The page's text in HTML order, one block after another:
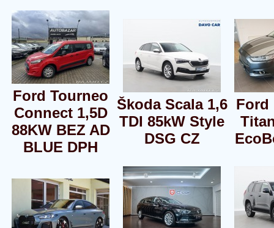
Ford Tourneo
Connect 1,5D
88KW BEZ AD
BLUE DPH
Škoda Scala 1,6
TDI 85kW Style
DSG CZ
Ford